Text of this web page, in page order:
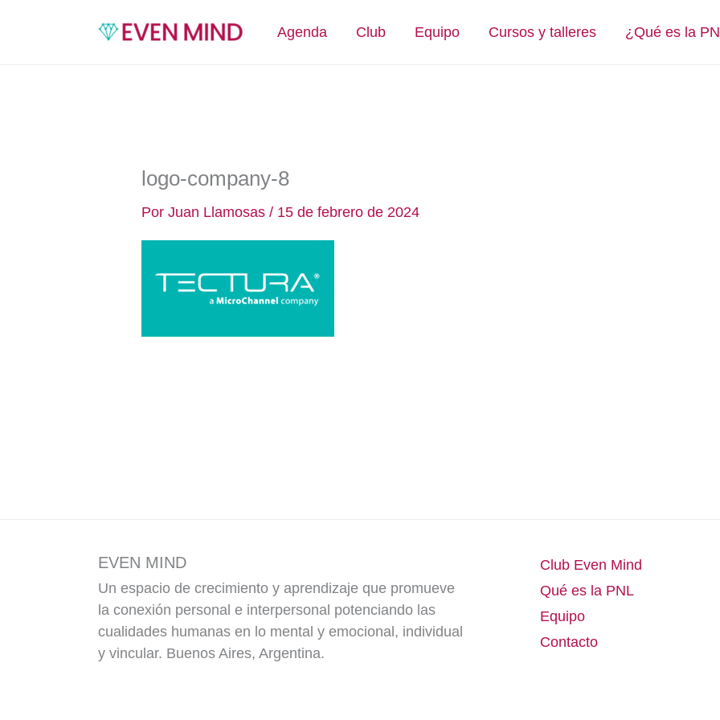
Agenda Club Equipo Cursos y talleres ¿Qué es la
logo-company-8
Por Juan Llamosas / 15 de febrero de 2024
EVEN MIND
Un espacio de crecimiento y aprendizaje que promueve
la conexión personal e interpersonal potenciando las
cualidades humanas en lo mental y emocional, individual
y vincular. Buenos Aires, Argentina.
Club Even Mind
Qué es la PNL
Equipo
Contacto